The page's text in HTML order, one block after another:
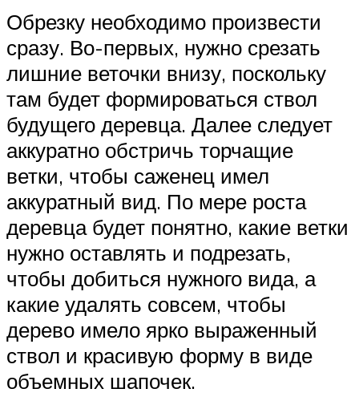
Обрезку необходимо произвести
сразу. Во-первых, нужно срезать
лишние веточки внизу, поскольку
там будет формироваться ствол
будущего деревца. Далее следует
аккуратно обстричь торчащие
ветки, чтобы саженец имел
аккуратный вид. По мере роста
деревца будет понятно, какие ветки
нужно оставлять и подрезать,
чтобы добиться нужного вида, а
какие удалять совсем, чтобы
дерево имело ярко выраженный
ствол и красивую форму в виде
объемных шапочек.